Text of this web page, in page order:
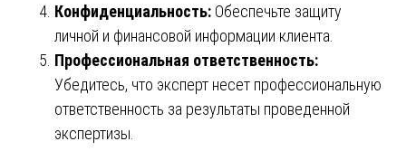
Конфиденциальность: Обеспечьте защиту
личной и финансовой информации клиента.
Профессиональная ответственность:
Убедитесь, что эксперт несет профессиональную
ответственность за результаты проведенной
экспертизы.